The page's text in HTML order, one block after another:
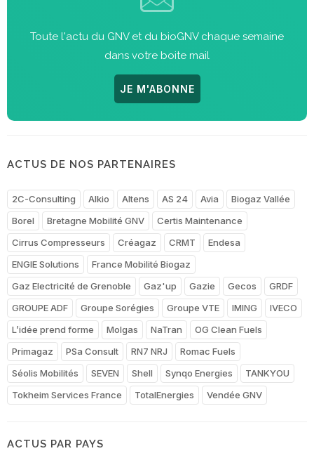
Toute l'actu du GNV et du bioGNV chaque semaine
dans votre boite mail
JE M'ABONNE
ACTUS DE NOS PARTENAIRES
2C-Consulting Alkio Altens AS 24 Avia
Biogaz Vallée
Borel
Bretagne Mobilité GNV
Certis Maintenance
Cirrus Compresseurs
Créagaz CRMT
Endesa
ENGIE Solutions
France Mobilité Biogaz
Gaz Electricité de Grenoble
Gaz'up Gazie Gecos
GRDF
GROUPE ADF
Groupe Sorégies Groupe VTE IMING
IVECO
L’idée prend forme
Molgas NaTran
OG Clean Fuels
Primagaz
PSa Consult RN7 NRJ
Romac Fuels
Séolis Mobilités
SEVEN Shell Synqo Energies
TANKYOU
Tokheim Services France
TotalEnergies Vendée GNV
ACTUS PAR PAYS